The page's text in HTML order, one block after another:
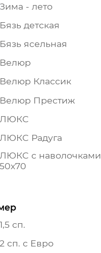
- лето
детская
ясельная
Классик
Престиж
Радуга
ЛЮКС с наволочками
- сатин
детский
ясельный
сп.
сп. с Евро